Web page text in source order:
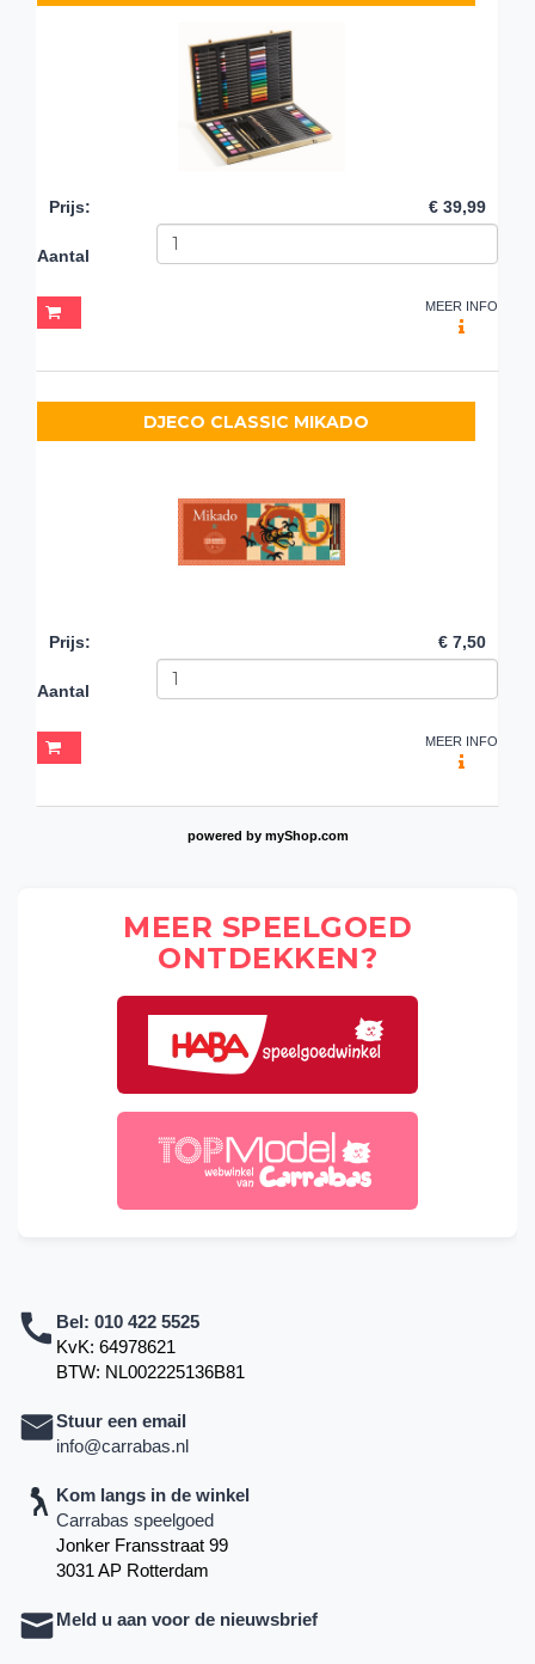
Prijs: € 39,99
Aantal
MEER INFO
DJECO CLASSIC MIKADO
Prijs: € 7,50
Aantal
MEER INFO
powered by myShop.com
MEER SPEELGOED
ONTDEKKEN?
Bel: 010 422 5525
KvK: 64978621
BTW: NL002225136B81
Stuur een email
info@carrabas.nl
Kom langs in de winkel
Carrabas speelgoed
Jonker Fransstraat 99
3031 AP Rotterdam
Meld u aan voor de nieuwsbrief